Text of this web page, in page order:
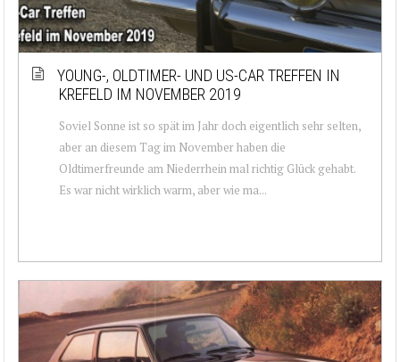
YOUNG-, OLDTIMER- UND US-CAR TREFFEN IN
KREFELD IM NOVEMBER 2019
Soviel Sonne ist so spät im Jahr doch eigentlich sehr selten,
aber an diesem Tag im November haben die
Oldtimerfreunde am Niederrhein mal richtig Glück gehabt.
Es war nicht wirklich warm, aber wie ma...